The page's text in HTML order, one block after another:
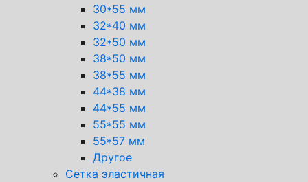
30*55 мм
32*40 мм
32*50 мм
38*50 мм
38*55 мм
44*38 мм
44*55 мм
55*55 мм
55*57 мм
Другое
Сетка эластичная